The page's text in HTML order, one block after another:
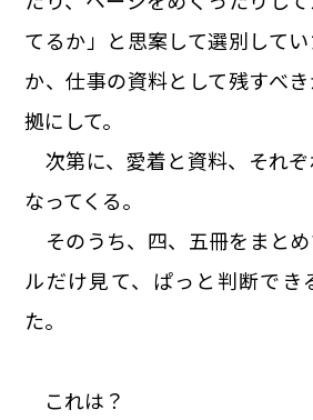
てるか」と思案して選別して
か、仕事の資料として残すべ
拠にして。
次第に、愛着と資料、それ
なってくる。
そのうち、四、五冊をまと
ルだけ見て、ぱっと判断でき
た。
これは？